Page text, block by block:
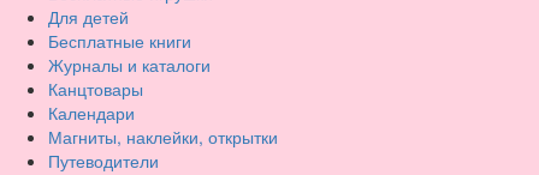
Для детей
Бесплатные книги
Журналы и каталоги
Канцтовары
Календари
Магниты, наклейки, открытки
Путеводители